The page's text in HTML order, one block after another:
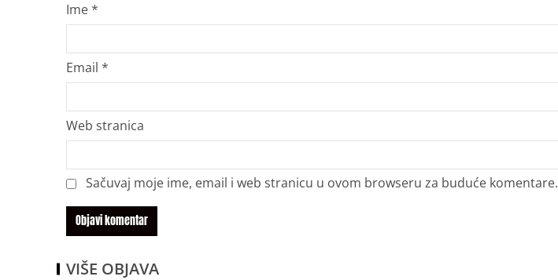
Ime*
Email *
Web stranica
Sačuvaj moje ime, email i web stranicu u ovom browseru za buduće komentare.
VIŠE OBJAVA